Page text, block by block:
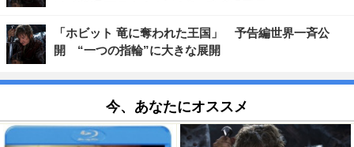
「ホビット 竜に奪われた王国」 予告編世界一斉公
開 “一つの指輪”に大きな展開
今、あなたにオススメ